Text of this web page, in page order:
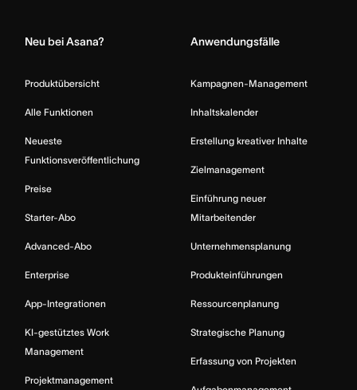
Neu bei Asana?
Produktübersicht
Alle Funktionen
Neueste
Funktionsveröffentlichung
Preise
Starter-Abo
Advanced-Abo
Enterprise
App-Integrationen
KI-gestütztes Work
Management
Projektmanagement
Anwendungsfälle
Kampagnen-Management
Inhaltskalender
Erstellung kreativer Inhalte
Zielmanagement
Einführung neuer
Mitarbeitender
Unternehmensplanung
Produkteinführungen
Ressourcenplanung
Strategische Planung
Erfassung von Projekten